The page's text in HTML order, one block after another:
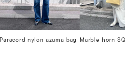
Paracord nylon azuma bag Marble horn